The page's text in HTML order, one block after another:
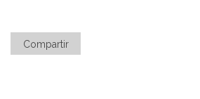
Compartir